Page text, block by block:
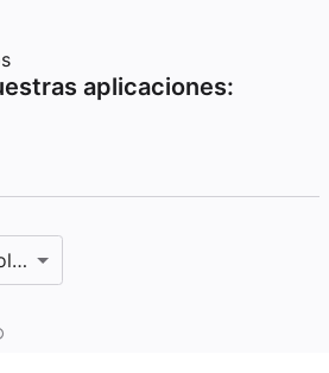
aplicaciones:
(internacional)